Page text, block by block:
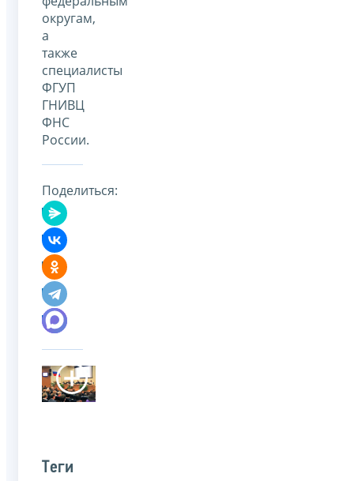
округам,
а
также
специалисты
ФГУП
ГНИВЦ
ФНС
России.
Поделиться:
Теги